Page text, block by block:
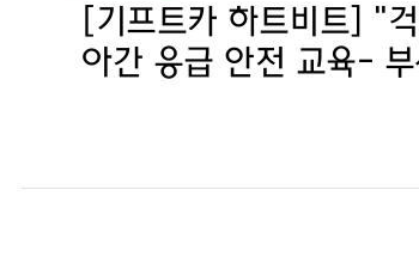
[기프트카 하트비트] "
아간 응급 안전 교육-